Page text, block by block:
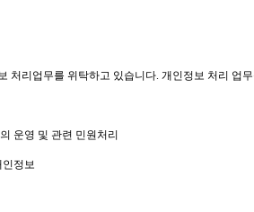
처리업무를 위탁하고 있습니다 개인정보 처리 업
운영 및 관련 민원처리
정보